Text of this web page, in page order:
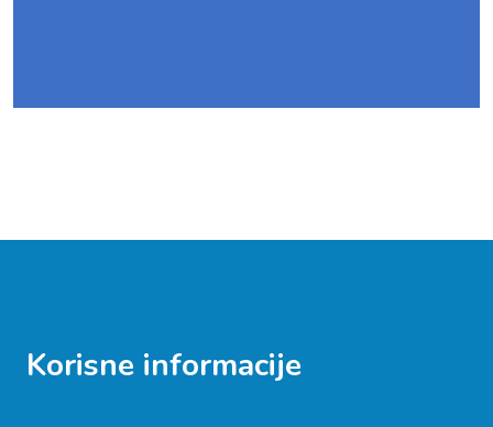
Korisne informacije